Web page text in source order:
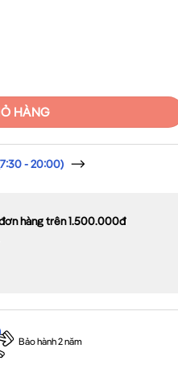
SSPL2-18/3C số lượng
HÀNG
- 20:00)
hàng trên 1.500.000đ
Bảo hành 2 năm